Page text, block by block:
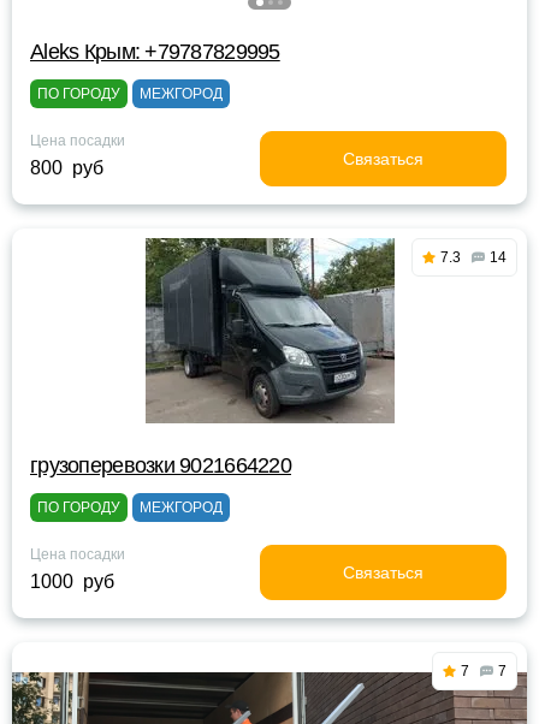
Aleks Крым: +79787829995
ПО ГОРОДУ МЕЖГОРОД
Цена посадки
800 руб Связаться
7.3 14
грузоперевозки 9021664220
ПО ГОРОДУ МЕЖГОРОД
Цена посадки
1000 руб Связаться
7 7